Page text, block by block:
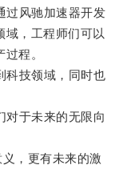
风驰加速器开发
域，工程师们可以
程。
技领域，同时也
于未来的无限向
，更有未来的激